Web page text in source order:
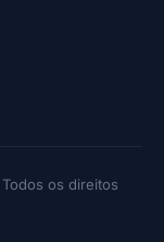
os direitos